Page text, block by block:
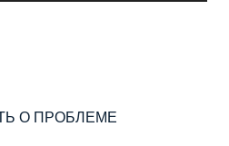
учебного процесса или
О ПРОБЛЕМЕ